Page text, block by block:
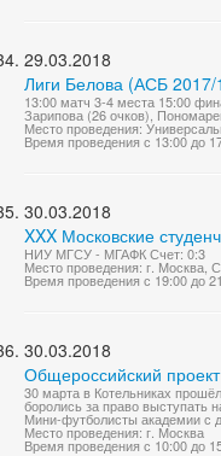
29.03.2018
Лиги Белова (АСБ
13:00 матч 3-4 места 15:00
Зарипова (26 очков),
Место проведения:
Время проведения с 13:00 до
30.03.2018
XXX Московские
НИУ МГСУ - МГАФК Счет: 0:3
Место проведения: г. Москва,
Время проведения с 19:00 до
30.03.2018
Общероссийский
30 марта в Котельниках
боролись за право выступать
Мини-футболисты академии с
Место проведения: г. Москва
Время проведения с 10:00 до